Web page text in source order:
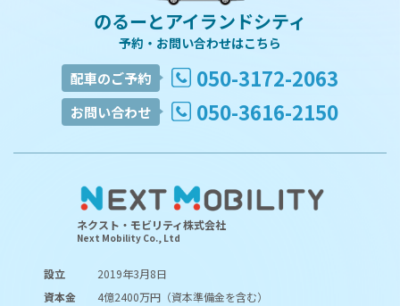
のるーとアイランドシティ
予約・お問い合わせはこちら
配車のご予約 050-3172-2063
お問い合わせ 050-3616-2150
ネクスト・モビリティ株式会社
Next Mobility Co., Ltd
設立
2019年3月8日
資本金
4億2400万円（資本準備金を含む）